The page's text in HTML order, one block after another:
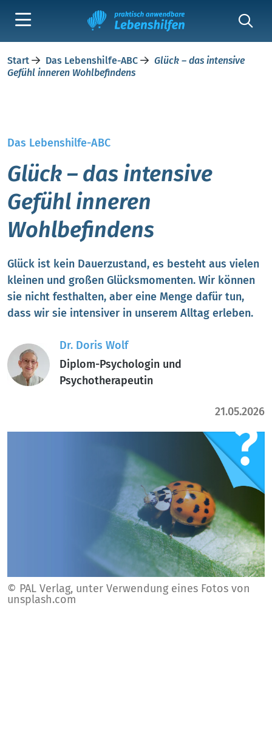
Start Das Lebenshilfe-ABC
Glück – das intensive
Gefühl inneren Wohlbefindens
Das Lebenshilfe-ABC
Glück – das intensive
Gefühl inneren
Wohlbefindens
Glück ist kein Dauerzustand, es besteht aus vielen
kleinen und großen Glücksmomenten. Wir können
sie nicht festhalten, aber eine Menge dafür tun,
dass wir sie intensiver in unserem Alltag erleben.
Dr. Doris Wolf
Diplom-Psychologin und
Psychotherapeutin
21.05.2026
© PAL Verlag, unter Verwendung eines Fotos von
unsplash.com